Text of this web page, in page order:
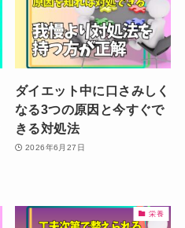
ダイエット中に口さみしく
なる3つの原因と今すぐで
きる対処法
2026年6月27日
栄養